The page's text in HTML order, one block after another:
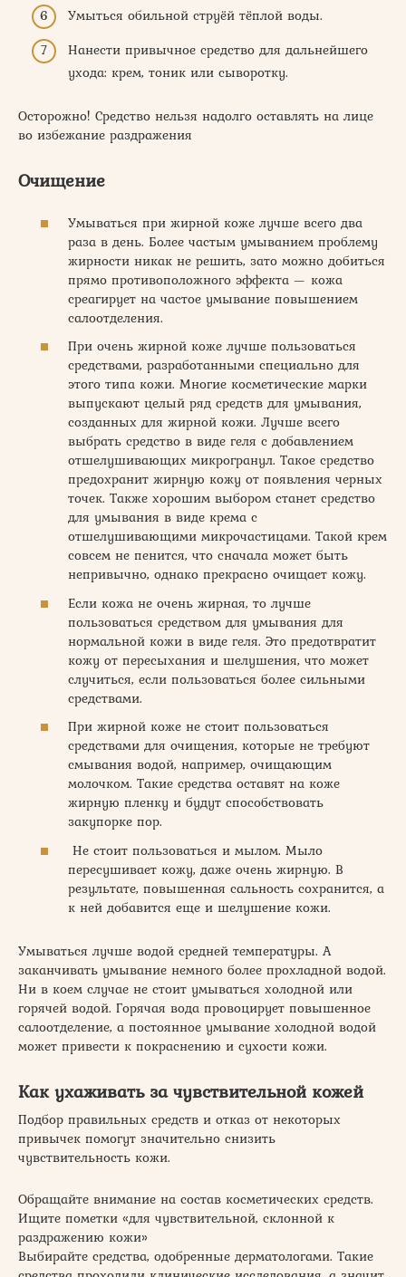
Умыться обильной струёй тёплой воды.
Нанести привычное средство для дальнейшего
ухода: крем, тоник или сыворотку.
Осторожно! Средство нельзя надолго оставлять на лице
во избежание раздражения
Очищение
Умываться при жирной коже лучше всего два
раза в день. Более частым умыванием проблему
жирности никак не решить, зато можно добиться
прямо противоположного эффекта — кожа
среагирует на частое умывание повышением
салоотделения.
При очень жирной коже лучше пользоваться
средствами, разработанными специально для
этого типа кожи. Многие косметические марки
выпускают целый ряд средств для умывания,
созданных для жирной кожи. Лучше всего
выбрать средство в виде геля с добавлением
отшелушивающих микрогранул. Такое средство
предохранит жирную кожу от появления черных
точек. Также хорошим выбором станет средство
для умывания в виде крема с
отшелушивающими микрочастицами. Такой крем
совсем не пенится, что сначала может быть
непривычно, однако прекрасно очищает кожу.
Если кожа не очень жирная, то лучше
пользоваться средством для умывания для
нормальной кожи в виде геля. Это предотвратит
кожу от пересыхания и шелушения, что может
случиться, если пользоваться более сильными
средствами.
При жирной коже не стоит пользоваться
средствами для очищения, которые не требуют
смывания водой, например, очищающим
молочком. Такие средства оставят на коже
жирную пленку и будут способствовать
закупорке пор.
Не стоит пользоваться и мылом. Мыло
пересушивает кожу, даже очень жирную. В
результате, повышенная сальность сохранится, а
к ней добавится еще и шелушение кожи.
Умываться лучше водой средней температуры. А
заканчивать умывание немного более прохладной водой.
Ни в коем случае не стоит умываться холодной или
горячей водой. Горячая вода провоцирует повышенное
салоотделение, а постоянное умывание холодной водой
может привести к покраснению и сухости кожи.
Как ухаживать за чувствительной кожей
Подбор правильных средств и отказ от некоторых
привычек помогут значительно снизить
чувствительность кожи.
Обращайте внимание на состав косметических средств.
Ищите пометки «для чувствительной, склонной к
раздражению кожи»
Выбирайте средства, одобренные дерматологами. Такие